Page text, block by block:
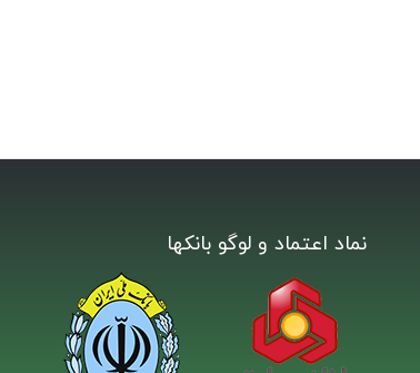
نماد اعتماد و لوگو بانکها